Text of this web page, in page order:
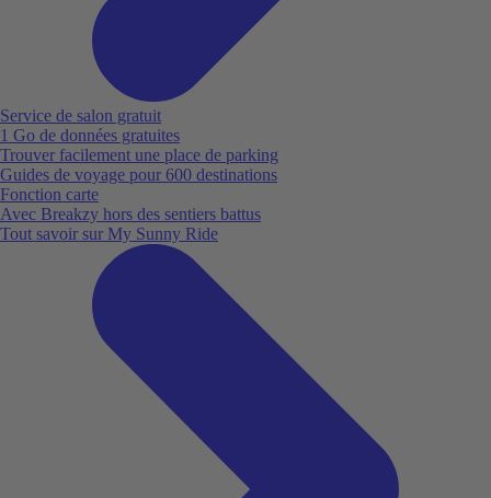
Service de salon gratuit
1 Go de données gratuites
Trouver facilement une place de parking
Guides de voyage pour 600 destinations
Fonction carte
Avec Breakzy hors des sentiers battus
Tout savoir sur My Sunny Ride